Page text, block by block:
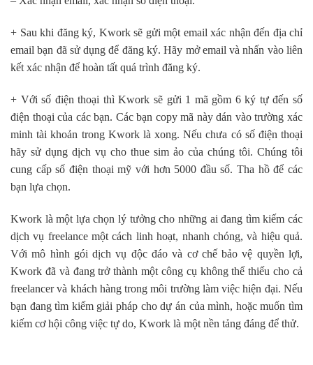
+ Sau khi đăng ký, Kwork sẽ gửi một email xác nhận đến địa chỉ
email bạn đã sử dụng để đăng ký. Hãy mở email và nhấn vào liên
kết xác nhận để hoàn tất quá trình đăng ký.
+ Với số điện thoại thì Kwork sẽ gửi 1 mã gồm 6 ký tự đến số
điện thoại của các bạn. Các bạn copy mã này dán vào trường xác
minh tài khoản trong Kwork là xong. Nếu chưa có số điện thoại
hãy sử dụng dịch vụ cho thue sim ảo của chúng tôi. Chúng tôi
cung cấp số điện thoại mỹ với hơn 5000 đầu số. Tha hồ để các
bạn lựa chọn.
Kwork là một lựa chọn lý tưởng cho những ai đang tìm kiếm các
dịch vụ freelance một cách linh hoạt, nhanh chóng, và hiệu quả.
Với mô hình gói dịch vụ độc đáo và cơ chế bảo vệ quyền lợi,
Kwork đã và đang trở thành một công cụ không thể thiếu cho cả
freelancer và khách hàng trong môi trường làm việc hiện đại. Nếu
bạn đang tìm kiếm giải pháp cho dự án của mình, hoặc muốn tìm
kiếm cơ hội công việc tự do, Kwork là một nền tảng đáng để thử.